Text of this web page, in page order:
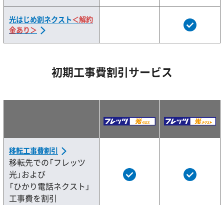
光はじめ割ネクスト＜解約
金あり＞
初期工事費割引サービス
移転工事費割引
移転先での「フレッツ
光」および
「ひかり電話ネクスト」
工事費を割引